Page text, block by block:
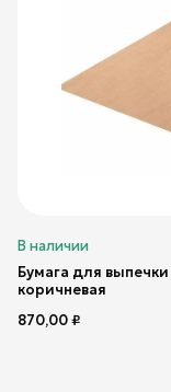
В наличии
Бумага для
коричневая
870,00₽